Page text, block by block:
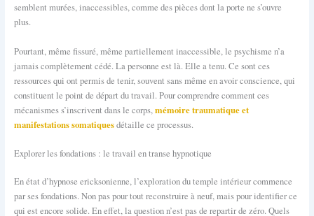
semblent murées, inaccessibles, comme des pièces dont la porte ne s’ouvre
plus.
Pourtant, même fissuré, même partiellement inaccessible, le psychisme n’a
jamais complètement cédé. La personne est là. Elle a tenu. Ce sont ces
ressources qui ont permis de tenir, souvent sans même en avoir conscience, qui
constituent le point de départ du travail. Pour comprendre comment ces
mécanismes s’inscrivent dans le corps,mémoire traumatique et
manifestations somatiquesdétaille ce processus.
Explorer les fondations : le travail en transe hypnotique
En état d’hypnose ericksonienne, l’exploration du temple intérieur commence
par ses fondations. Non pas pour tout reconstruire à neuf, mais pour identifier ce
qui est encore solide. En effet, la question n’est pas de repartir de zéro. Quels